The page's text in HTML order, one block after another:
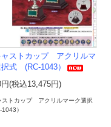
ャストカップ アクリルマ
式 (RC-1043）
円(税込13,475円)
ストカップ アクリルマーク選択
）